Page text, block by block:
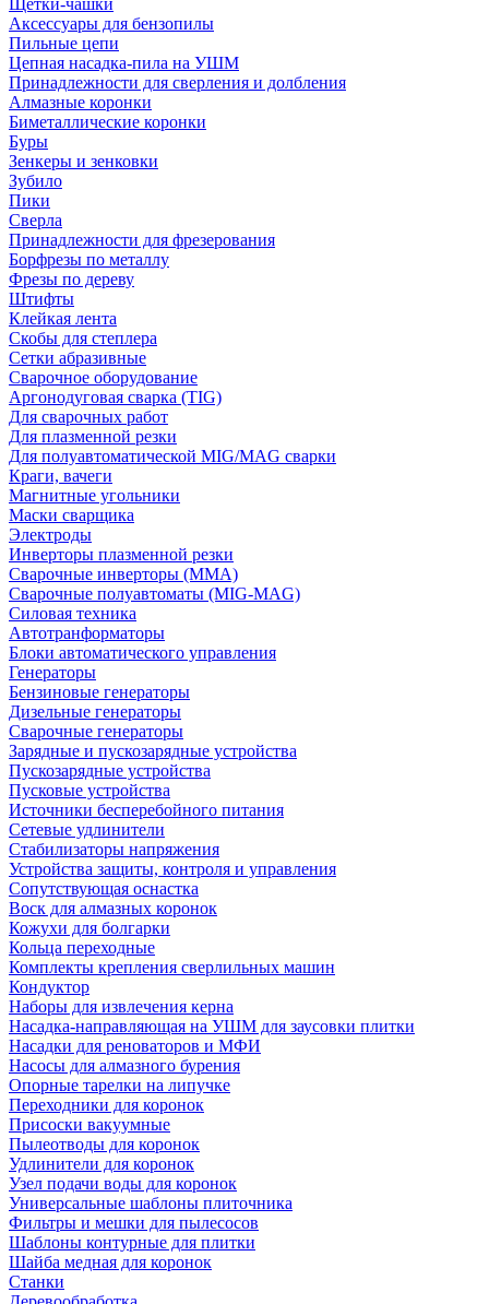
Щетки-чашки
Аксессуары для бензопилы
Пильные цепи
Цепная насадка-пила на УШМ
Принадлежности для сверления и долбления
Алмазные коронки
Биметаллические коронки
Буры
Зенкеры и зенковки
Зубило
Пики
Сверла
Принадлежности для фрезерования
Борфрезы по металлу
Фрезы по дереву
Штифты
Клейкая лента
Скобы для степлера
Сетки абразивные
Сварочное оборудование
Аргонодуговая сварка (TIG)
Для сварочных работ
Для плазменной резки
Для полуавтоматической MIG/MAG сварки
Краги, вачеги
Магнитные угольники
Маски сварщика
Электроды
Инверторы плазменной резки
Сварочные инверторы (MMA)
Сварочные полуавтоматы (MIG-MAG)
Силовая техника
Автотранформаторы
Блоки автоматического управления
Генераторы
Бензиновые генераторы
Дизельные генераторы
Сварочные генераторы
Зарядные и пускозарядные устройства
Пускозарядные устройства
Пусковые устройства
Источники бесперебойного питания
Сетевые удлинители
Стабилизаторы напряжения
Устройства защиты, контроля и управления
Сопутствующая оснастка
Воск для алмазных коронок
Кожухи для болгарки
Кольца переходные
Комплекты крепления сверлильных машин
Кондуктор
Наборы для извлечения керна
Насадка-направляющая на УШМ для заусовки плитки
Насадки для реноваторов и МФИ
Насосы для алмазного бурения
Опорные тарелки на липучке
Переходники для коронок
Присоски вакуумные
Пылеотводы для коронок
Удлинители для коронок
Узел подачи воды для коронок
Универсальные шаблоны плиточника
Фильтры и мешки для пылесосов
Шаблоны контурные для плитки
Шайба медная для коронок
Станки